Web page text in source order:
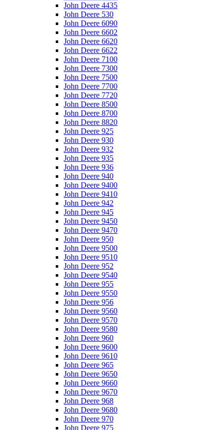
John Deere 4435
John Deere 530
John Deere 6090
John Deere 6602
John Deere 6620
John Deere 6622
John Deere 7100
John Deere 7300
John Deere 7500
John Deere 7700
John Deere 7720
John Deere 8500
John Deere 8700
John Deere 8820
John Deere 925
John Deere 930
John Deere 932
John Deere 935
John Deere 936
John Deere 940
John Deere 9400
John Deere 9410
John Deere 942
John Deere 945
John Deere 9450
John Deere 9470
John Deere 950
John Deere 9500
John Deere 9510
John Deere 952
John Deere 9540
John Deere 955
John Deere 9550
John Deere 956
John Deere 9560
John Deere 9570
John Deere 9580
John Deere 960
John Deere 9600
John Deere 9610
John Deere 965
John Deere 9650
John Deere 9660
John Deere 9670
John Deere 968
John Deere 9680
John Deere 970
John Deere 975